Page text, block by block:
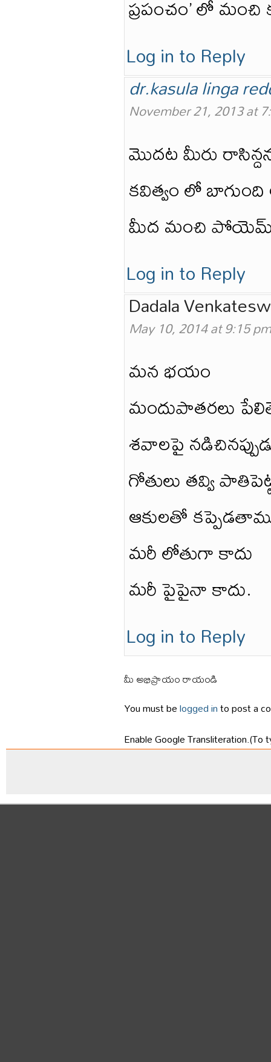
ప్రపంచం’ లో
Log in to Reply
dr.kasula linga
November 21, 2013 at
మొదట మీరు
కవిత్వం లో బాగుంది
మీద మంచి
Log in to Reply
Dadala
May 10, 2014 at 9:15 pm
మన భయం
మందుపాతరలు
శవాలపై
గోతులు తవ్వి
ఆకులతో
మరీ లోతుగా కాదు
మరీ పైపైనా కాదు.
Log in to Reply
మీ అభిప్రాయం రాయండి
You must belogged into post a
Enable Google